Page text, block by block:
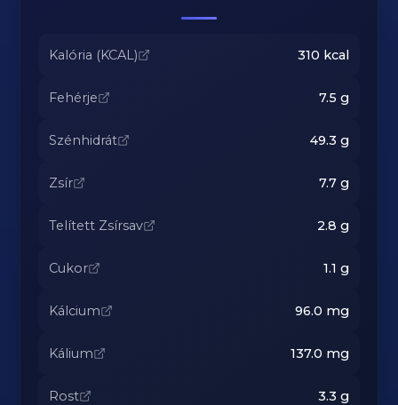
Kalória (KCAL) 310 kcal
Fehérje 7.5 g
Szénhidrát 49.3 g
Zsír 7.7g
Telített Zsírsav 2.8 g
Cukor 1.1 g
Kálcium 96.0 mg
Kálium 137.0 mg
Rost 3.3 g